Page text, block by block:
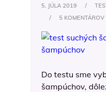
5. JÚLA 2019 /
/
5 KOMENTÁROV
Do testu sme
šampúchov,